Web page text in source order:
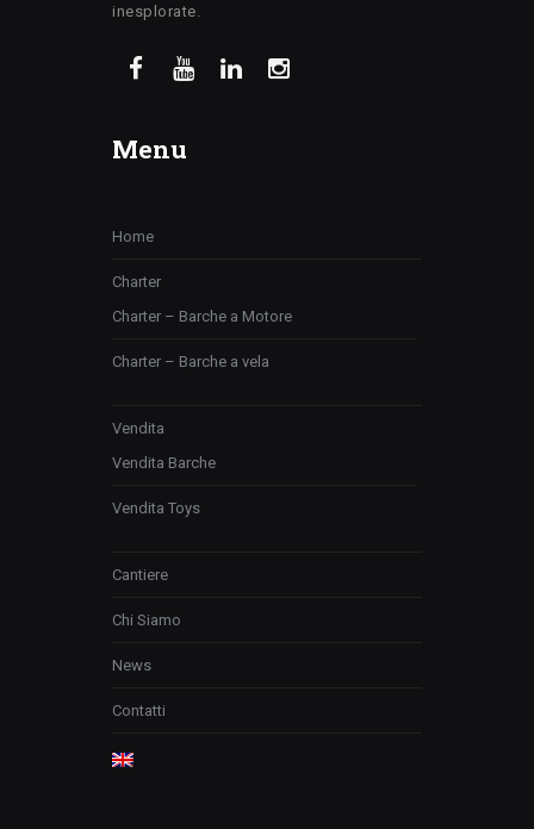
inesplorate.
Menu
Home
Charter
Charter – Barche a Motore
Charter – Barche a vela
Vendita
Vendita Barche
Vendita Toys
Cantiere
Chi Siamo
News
Contatti